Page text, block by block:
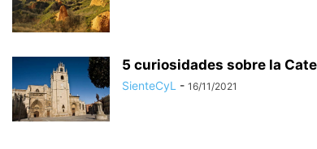
5 curiosidades sobre la
SienteCyL - 16/11/2021